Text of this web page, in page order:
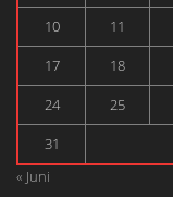
10
11
17
18
24
25
31
« Juni